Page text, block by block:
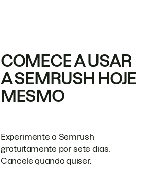
COMECE A USAR
A SEMRUSH HOJE
MESMO
Experimente a Semrush
gratuitamente por sete dias.
Cancele quando quiser.